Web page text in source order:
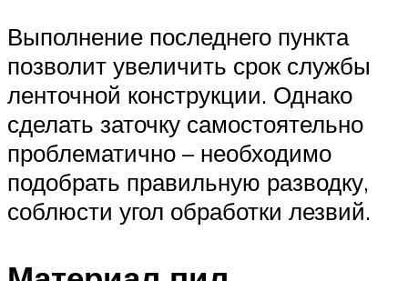
Выполнение последнего пункта
позволит увеличить срок службы
ленточной конструкции. Однако
сделать заточку самостоятельно
проблематично – необходимо
подобрать правильную разводку,
соблюсти угол обработки лезвий.